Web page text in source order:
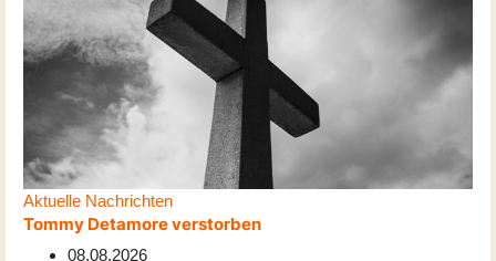
Aktuelle Nachrichten
Tommy Detamore verstorben
08.08.2026